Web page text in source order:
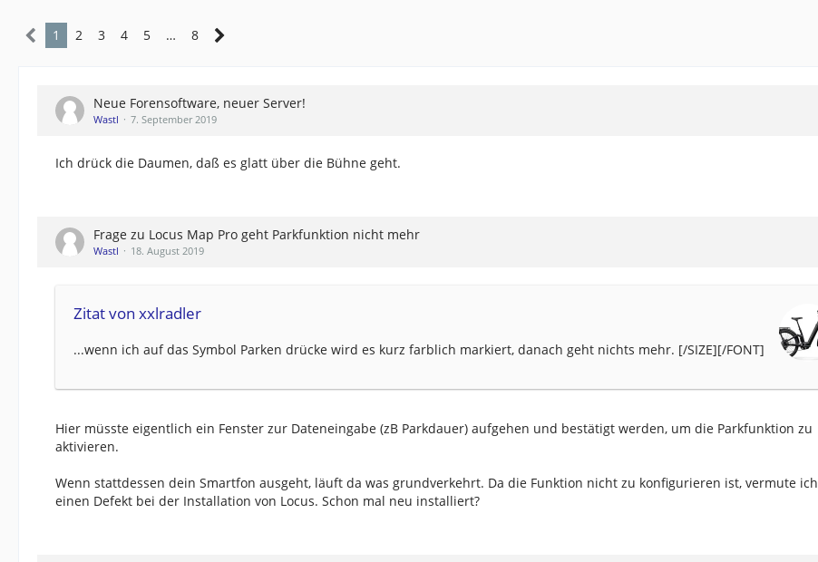
1 2 3 4 5 … 8
Neue Forensoftware, neuer Server!
Wastl 7. September 2019
Ich drück die Daumen, daß es glatt über die Bühne geht.
Frage zu Locus Map Pro geht Parkfunktion nicht mehr
Wastl 18. August 2019
Zitat von xxlradler
...wenn ich auf das Symbol Parken drücke wird es kurz farblich markiert, danach geht nichts mehr. [/SIZE][/FONT]
Hier müsste eigentlich ein Fenster zur Dateneingabe (zB Parkdauer) aufgehen und bestätigt werden, um die Parkfunktion zu
aktivieren.
Wenn stattdessen dein Smartfon ausgeht, läuft da was grundverkehrt. Da die Funktion nicht zu konfigurieren ist, vermute ich
einen Defekt bei der Installation von Locus. Schon mal neu installiert?